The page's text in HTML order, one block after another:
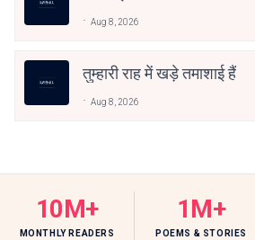
Aug 8, 2026
तुम्हारी राह में खड़े तमाशाई हैं
Aug 8, 2026
10M+
MONTHLY READERS
1M+
POEMS & STORIES